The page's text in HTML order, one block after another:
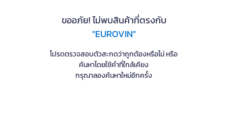
ขออภัย! ไม่พบสินค้าที่ตรงกับ
"EUROVIN"
โปรดตรวจสอบตัวสะกดว่าถูกต้องหรือไม่ หรือ
ค้นหาโดยใช้คำที่ใกล้เคียง
กรุณาลองค้นหาใหม่อีกครั้ง